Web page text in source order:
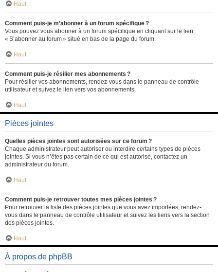
Haut
Comment puis-je m’abonner à un forum spécifique ?
Vous pouvez vous abonner à un forum spécifique en cliquant sur le lien
« S’abonner au forum » situé en bas de la page du forum.
Haut
Comment puis-je résilier mes abonnements ?
Pour résilier vos abonnements, rendez-vous dans le panneau de contrôle
utilisateur et suivez le lien vers vos abonnements.
Haut
Pièces jointes
Quelles pièces jointes sont autorisées sur ce forum ?
Chaque administrateur peut autoriser ou interdire certains types de pièces
jointes. Si vous n’êtes pas certain de ce qui est autorisé, contactez un
administrateur du forum.
Haut
Comment puis-je retrouver toutes mes pièces jointes ?
Pour retrouver la liste des pièces jointes que vous avez importées, rendez-
vous dans le panneau de contrôle utilisateur et suivez les liens vers la section
des pièces jointes.
Haut
À propos de phpBB